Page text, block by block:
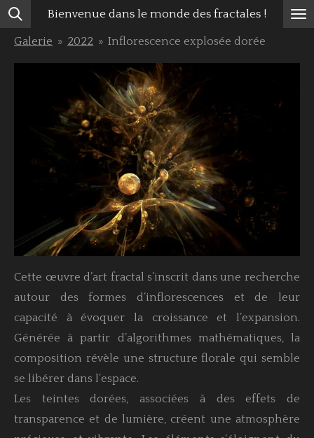
Passer
au
Bienvenue dans le monde des fractales !
Galerie » 2022 » Inflorescence explosée dorée
Cette œuvre d’art fractal s’inscrit dans une recherche
autour des formes d’inflorescences et de leur
capacité à évoquer la croissance et l’expansion.
Générée à partir d’algorithmes mathématiques, la
composition révèle une structure florale qui semble
se libérer dans l’espace.
Les teintes dorées, associées à des effets de
transparence et de lumière, créent une atmosphère